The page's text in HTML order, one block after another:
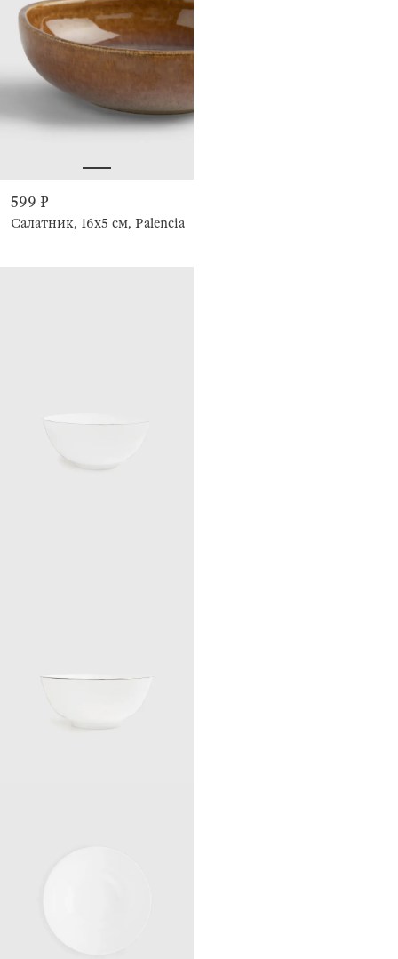
599 ₽
Салатник, 16х5 см, Palencia